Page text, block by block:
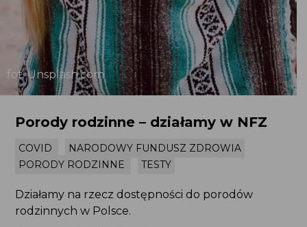
fot. Unsplash.com
Porody rodzinne – działamy w NFZ
COVID
NARODOWY FUNDUSZ ZDROWIA
PORODY RODZINNE
TESTY
Działamy na rzecz dostępności do porodów
rodzinnych w Polsce.